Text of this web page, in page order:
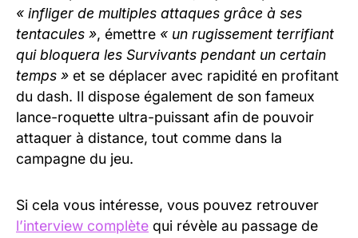
« infliger de multiples attaques grâce à ses
tentacules », émettre « un rugissement terrifiant
qui bloquera les Survivants pendant un certain
temps » et se déplacer avec rapidité en profitant
du dash. Il dispose également de son fameux
lance-roquette ultra-puissant afin de pouvoir
attaquer à distance, tout comme dans la
campagne du jeu.
Si cela vous intéresse, vous pouvez retrouver
l’interview complète qui révèle au passage de